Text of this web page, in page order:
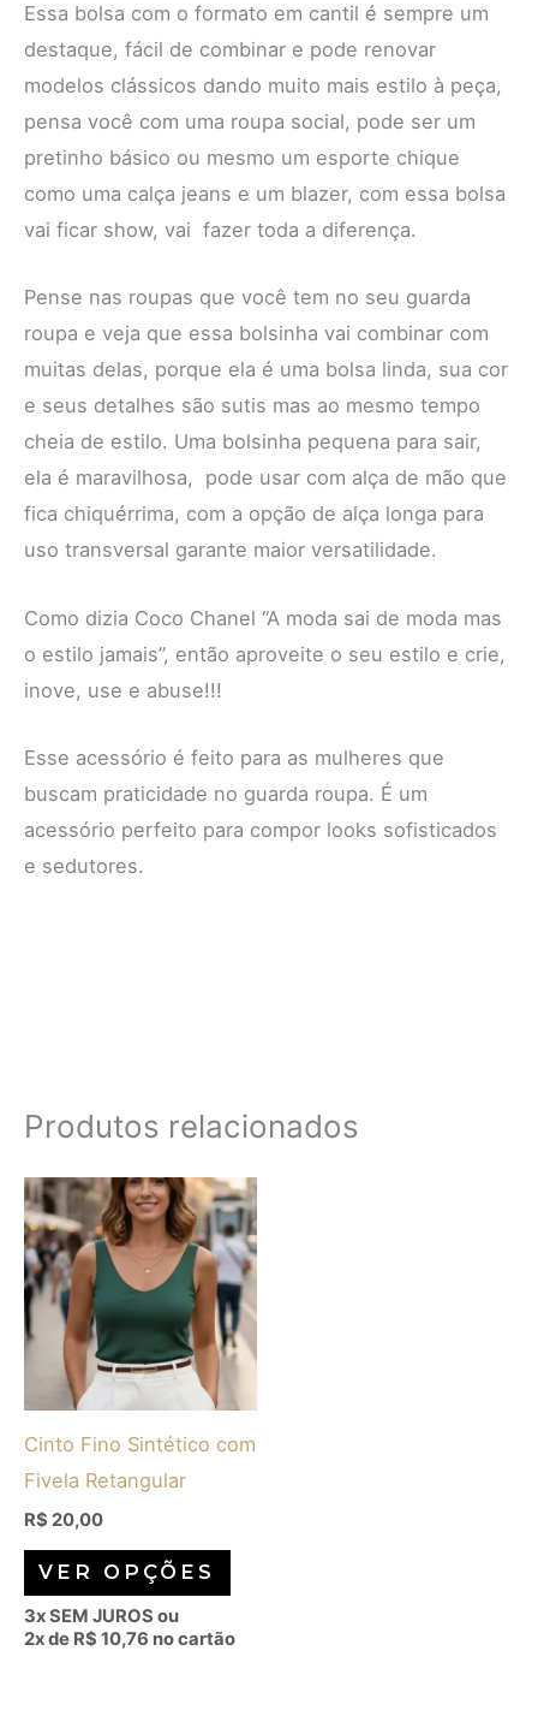
Essa bolsa com o formato em cantil é sempre um
destaque, fácil de combinar e pode renovar
modelos clássicos dando muito mais estilo à peça,
pensa você com uma roupa social, pode ser um
pretinho básico ou mesmo um esporte chique
como uma calça jeans e um blazer, com essa bolsa
vai ficar show, vai fazer toda a diferença.
Pense nas roupas que você tem no seu guarda
roupa e veja que essa bolsinha vai combinar com
muitas delas, porque ela é uma bolsa linda, sua cor
e seus detalhes são sutis mas ao mesmo tempo
cheia de estilo. Uma bolsinha pequena para sair,
ela é maravilhosa, pode usar com alça de mão que
fica chiquérrima, com a opção de alça longa para
uso transversal garante maior versatilidade.
Como dizia Coco Chanel “A moda sai de moda mas
o estilo jamais”, então aproveite o seu estilo e crie,
inove, use e abuse!!!
Esse acessório é feito para as mulheres que
buscam praticidade no guarda roupa. É um
acessório perfeito para compor looks sofisticados
e sedutores.
Produtos relacionados
Cinto Fino Sintético com
Fivela Retangular
R$ 20,00
VER OPÇÕES
Este
produto
tem
várias
variantes.
opções
podem
na
página
3x SEM JUROS ou
2x de R$ 10,76 no cartão